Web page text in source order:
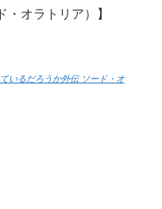
オラトリア）】
いるだろうか外伝 ソード・オ